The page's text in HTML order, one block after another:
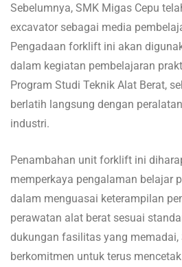
Sebelumnya, SMK Migas Cepu
excavator sebagai media
Pengadaan forklift ini akan
dalam kegiatan pembelajaran
Program Studi Teknik Alat Berat,
berlatih langsung dengan
industri.
Penambahan unit forklift ini
memperkaya pengalaman belajar
dalam menguasai keterampilan
perawatan alat berat sesuai
dukungan fasilitas yang memadai,
berkomitmen untuk terus